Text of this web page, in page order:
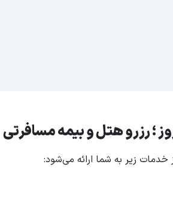
؛ رزرو هتل و بیمه مسافرتی
خدمات زیر به شما ارائه می‌شود: